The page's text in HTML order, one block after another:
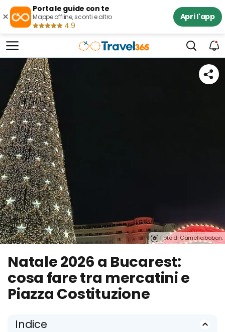
×
Porta le guide con te
Mappe offline, sconti e altro
4.9
Apri l'app
Foto di Camelia.boban.
Natale 2026 a Bucarest:
cosa fare tra mercatini e
Piazza Costituzione
Indice